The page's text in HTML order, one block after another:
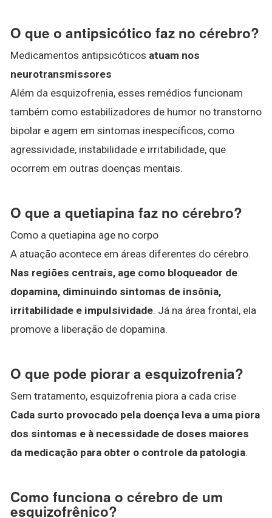
O que o antipsicótico faz no cérebro?
Medicamentos antipsicóticos atuam nos
neurotransmissores
Além da esquizofrenia, esses remédios funcionam
também como estabilizadores de humor no transtorno
bipolar e agem em sintomas inespecíficos, como
agressividade, instabilidade e irritabilidade, que
ocorrem em outras doenças mentais.
O que a quetiapina faz no cérebro?
Como a quetiapina age no corpo
A atuação acontece em áreas diferentes do cérebro.
Nas regiões centrais, age como bloqueador de
dopamina, diminuindo sintomas de insônia,
irritabilidade e impulsividade. Já na área frontal, ela
promove a liberação de dopamina.
O que pode piorar a esquizofrenia?
Sem tratamento, esquizofrenia piora a cada crise
Cada surto provocado pela doença leva a uma piora
dos sintomas e à necessidade de doses maiores
da medicação para obter o controle da patologia.
Como funciona o cérebro de um
esquizofrênico?